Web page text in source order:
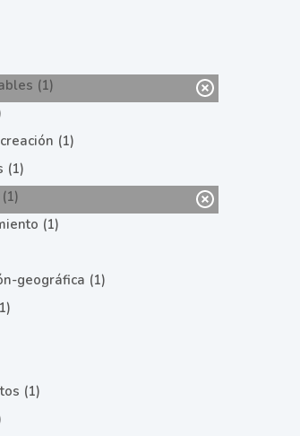
(1)
(1)
(1)
(1)
geográfica (1)
(1)